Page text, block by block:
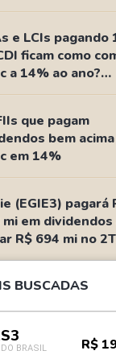
e LCIs pagando
ficam como
a 14% ao ano?
as contas
que pagam
bem
em 14%
(EGIE3) pagará
mi em dividendos
R$ 694 mi no
BUSCADAS
BRASIL R$